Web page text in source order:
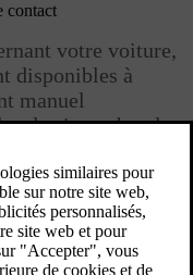
contact
votre voiture,
disponibles à
manuel
le site web et le